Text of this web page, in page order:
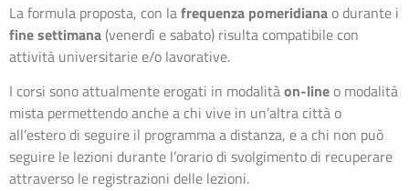
La formula proposta, con lafrequenza pomeridianao durante i
fine settimana (venerdì e sabato) risulta compatibile con
attività universitarie e/o lavorative.
I corsi sono attualmente erogati in modalitàon-lineo modalità
mista permettendo anche a chi vive in un’altra città o
all’estero di seguire il programma a distanza, e a chi non può
seguire le lezioni durante l’orario di svolgimento di recuperare
attraverso le registrazioni delle lezioni.